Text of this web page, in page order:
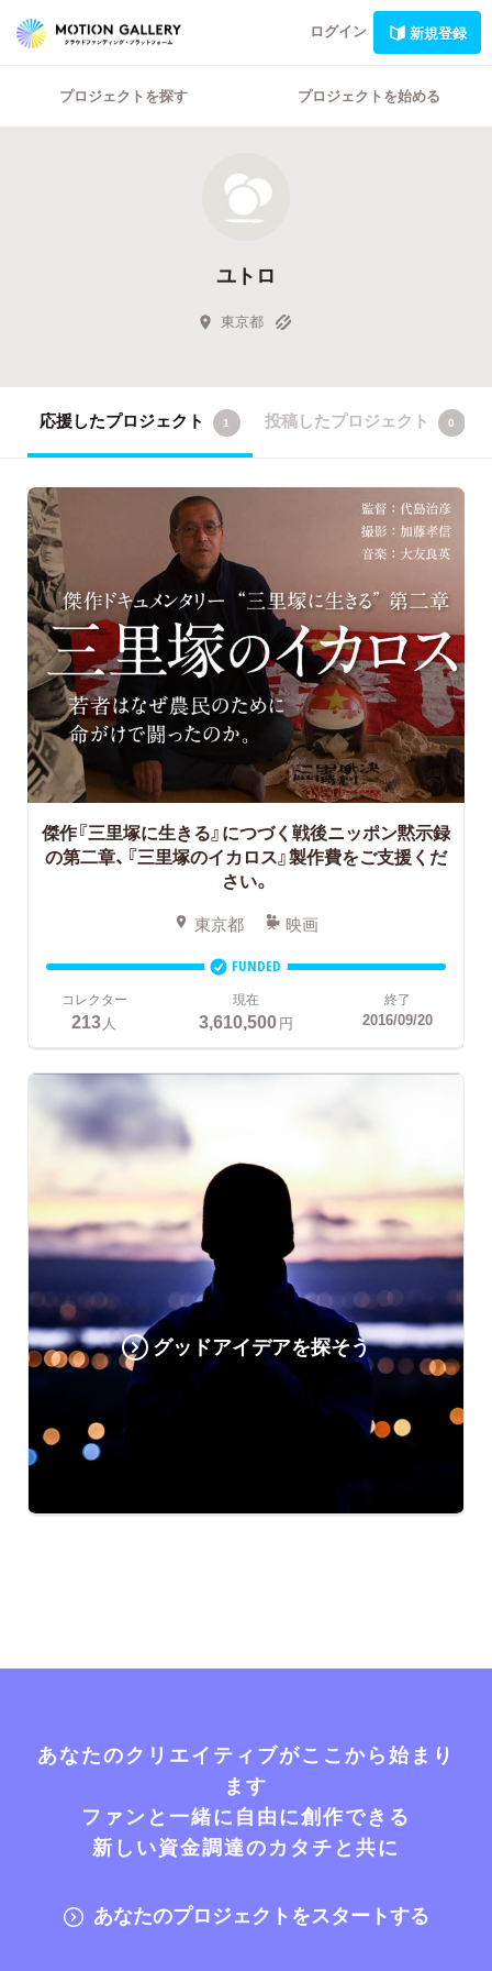
ログイン 新規登録
プロジェクトを探す プロジェクトを始める
ユトロ
東京都
応援したプロジェクト 1 投稿したプロジェクト 0
傑作『三里塚に生きる』につづく戦後ニッポン黙示録
の第二章、『三里塚のイカロス』製作費をご支援くだ
さい。
東京都 映画
FUNDED
コレクター
213 人
現在
3,610,500円
終了
2016/09/20
グッドアイデアを探そう
あなたのクリエイティブがここから始まり
ます
ファンと一緒に自由に創作できる
新しい資金調達のカタチと共に
あなたのプロジェクトをスタートする